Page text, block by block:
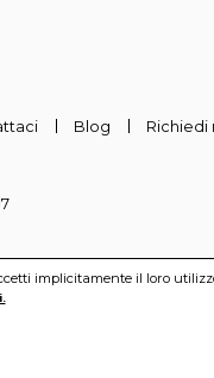
Blog
Richiedi
implicitamente il loro